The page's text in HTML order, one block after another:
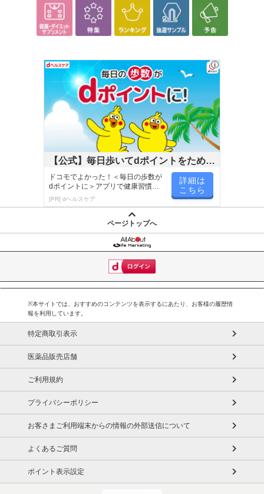
【公式】毎日歩いてdポイントをためよ
う！
ドコモでよかった！＜毎日の歩数が
dポイントに＞アプリで健康習慣が
楽しく続く！
[PR] dヘルスケア
詳細は
こちら
ページトップへ
※本サイトでは、おすすめのコンテンツを表示するにあたり、お客様の履歴情
報を利用しています。
特定商取引表示
医薬品販売店舗
ご利用規約
プライバシーポリシー
お客さまご利用端末からの情報の外部送信について
よくあるご質問
ポイント表示設定